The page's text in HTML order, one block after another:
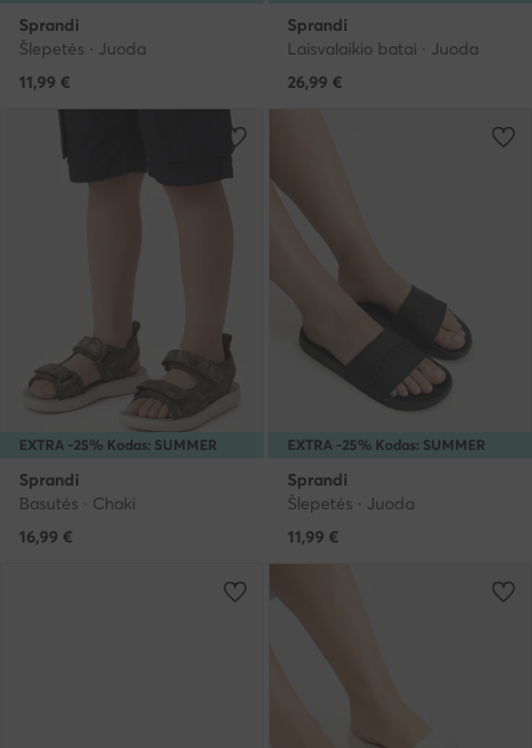
Sprandi
Šlepetės · Juoda
11,99 €
Sprandi
Laisvalaikio batai · Juoda
26,99 €
EXTRA -25% Kodas: SUMMER
Sprandi
Basutės · Chaki
16,99 €
EXTRA -25% Kodas: SUMMER
Sprandi
Šlepetės · Juoda
11,99 €